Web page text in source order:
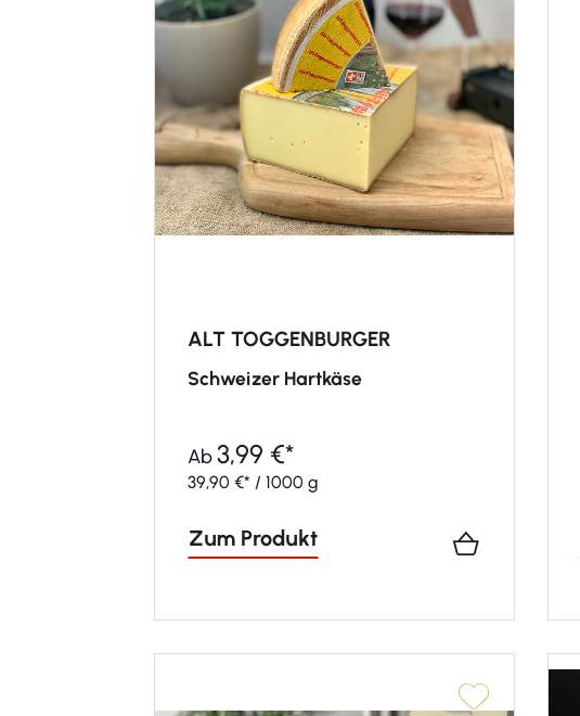
ALT TOGGENBURGER
Schweizer Hartkäse
Ab3,99 €*
39,90 €* / 1000 g
Zum Produkt